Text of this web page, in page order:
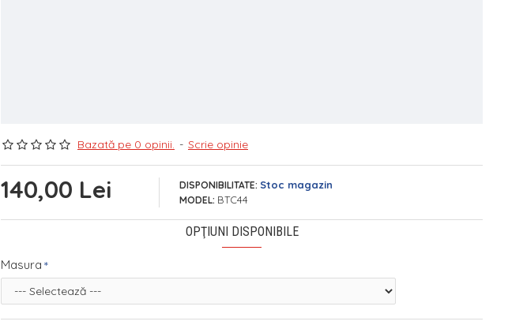
Bazată pe 0 opinii. - Scrie opinie
140,00 Lei DISPONIBILITATE: Stoc magazin
MODEL: BTC44
OPŢIUNI DISPONIBILE
Masura